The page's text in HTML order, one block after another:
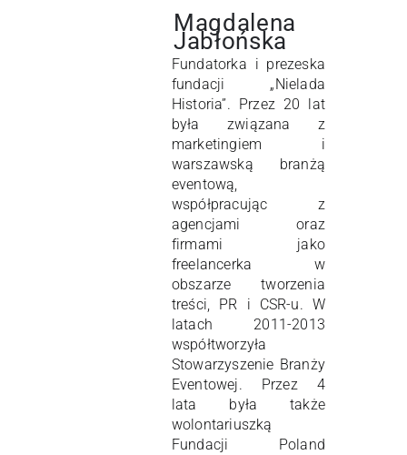
Magdalena
Jabłońska
Fundatorka i prezeska
fundacji „Nielada
Historia”. Przez 20 lat
była związana z
marketingiem i
warszawską branżą
eventową,
współpracując z
agencjami oraz
firmami jako
freelancerka w
obszarze tworzenia
treści, PR i CSR-u. W
latach 2011-2013
współtworzyła
Stowarzyszenie Branży
Eventowej. Przez 4
lata była także
wolontariuszką
Fundacji Poland